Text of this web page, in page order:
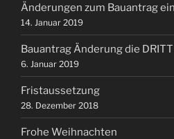
Änderungen zum Bauantrag
14. Januar 2019
Bauantrag Änderung die
6. Januar 2019
Fristaussetzung
28. Dezember 2018
Frohe Weihnachten